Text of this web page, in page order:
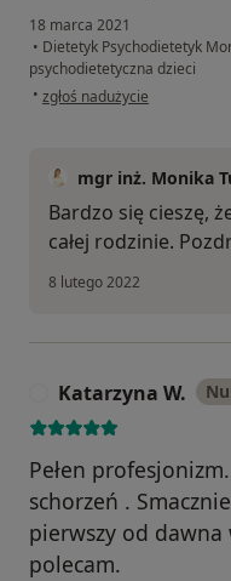
18 marca 2021
• Dietetyk Psychodietetyk
psychodietetyczna dzieci
• w opinii użytkownika I.R
zgłoś nadużycie
mgr inż. Monika
Bardzo się cieszę,
całej rodzinie.
8 lutego 2022
Katarzyna W.
Pełen
schorzeń .
pierwszy od
polecam.